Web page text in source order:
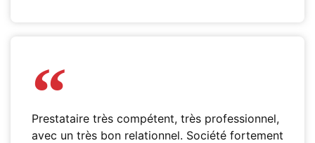
Prestataire très compétent, très professionnel,
avec un très bon relationnel. Société fortement